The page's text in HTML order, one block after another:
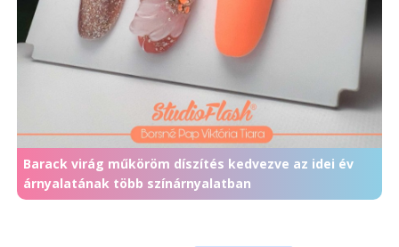
Barack virág műköröm díszítés kedvezve az idei év
árnyalatának több színárnyalatban